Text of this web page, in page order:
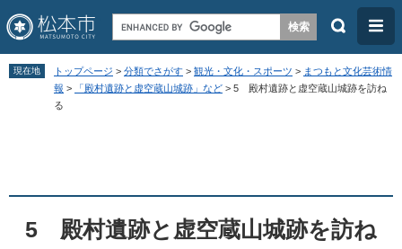
ペ
頭
メ
飛
検
メ
ニ
ュ
ー
現在地 トップページ > 分類でさがす > 観光・文化・スポーツ > まつもと文化芸術情
報 > 「殿村遺跡と虚空蔵山城跡」など > 5 殿村遺跡と虚空蔵山城跡を訪ね
る
5 殿村遺跡と虚空蔵山城跡を訪ね